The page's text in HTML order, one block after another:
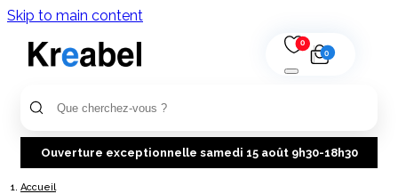
Skip to main content
0
0
Ouverture exceptionnelle samedi 15 août 9h30-18h30
Accueil